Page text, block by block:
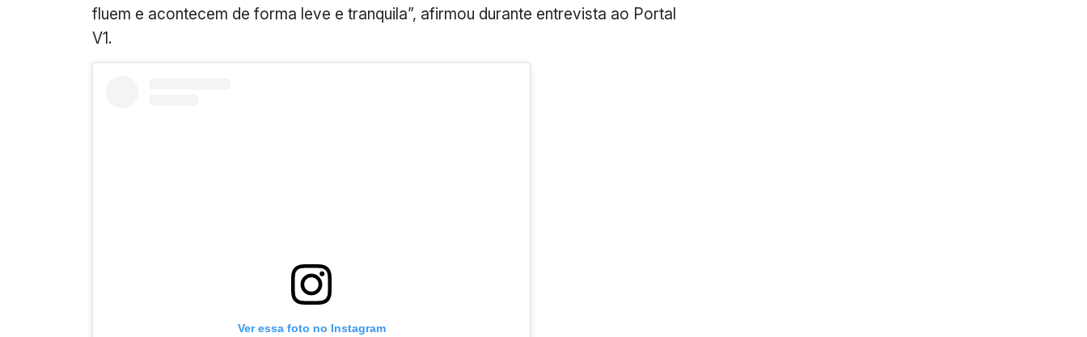
fluem e acontecem de forma leve e tranquila”, afirmou durante entrevista ao Portal
V1.
Ver essa foto no Instagram